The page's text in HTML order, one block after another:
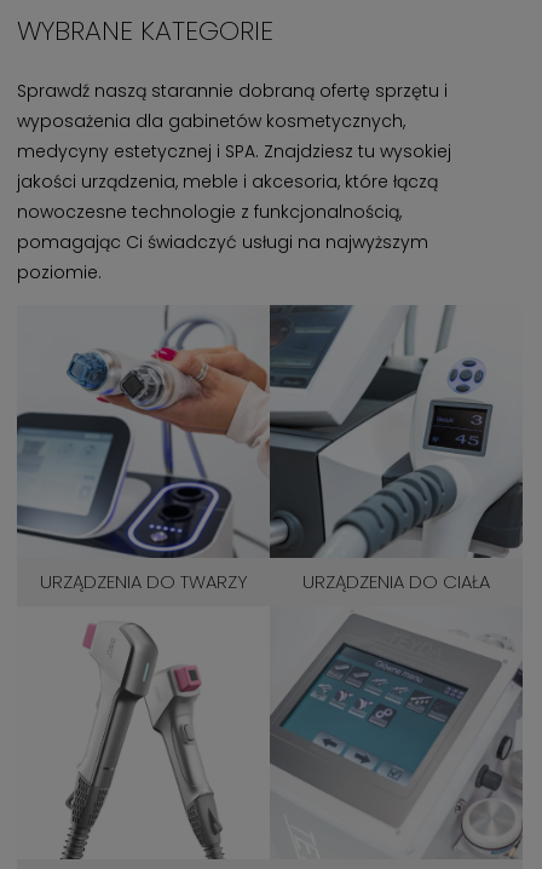
WYBRANE KATEGORIE
Sprawdź naszą starannie dobraną ofertę sprzętu i
wyposażenia dla gabinetów kosmetycznych,
medycyny estetycznej i SPA. Znajdziesz tu wysokiej
jakości urządzenia, meble i akcesoria, które łączą
nowoczesne technologie z funkcjonalnością,
pomagając Ci świadczyć usługi na najwyższym
poziomie.
URZĄDZENIA DO TWARZY URZĄDZENIA DO CIAŁA